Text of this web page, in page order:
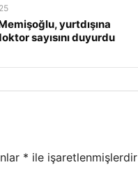
yurtdışına
sayısını duyurdu
* ile işaretlenmişlerdir